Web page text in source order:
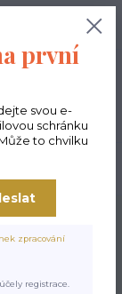
0,00 Kč
-
první
svou e-
schránku
to chvilku
zpracování
registrace.